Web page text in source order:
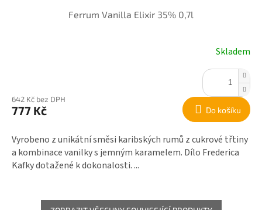
Ferrum Vanilla Elixir 35% 0,7l
Skladem
642 Kč bez DPH
777 Kč Do košíku
Vyrobeno z unikátní směsi karibských rumů z cukrové třtiny
a kombinace vanilky s jemným karamelem. Dílo Frederica
Kafky dotažené k dokonalosti. ...